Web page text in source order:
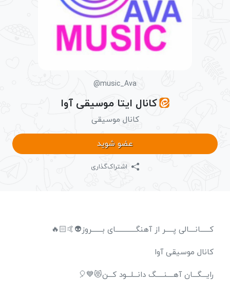
@music_Ava
کانال ایتا موسیقی آوا
کانال موسیقی
عضو شوید
اشتراک‌گذاری
کــــــانــــالی پـــــر از آهنگـــــــــــــای بـــــــروز👽🤙🏻🔥
کانال موسیقی آوا
رایـــگـــان آهــــنـــــگ دانـــلـــود کـــن😻💙🎈